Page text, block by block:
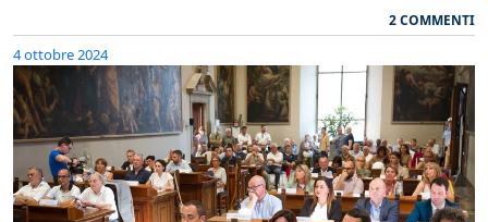
2 COMMENTI
4 ottobre 2024